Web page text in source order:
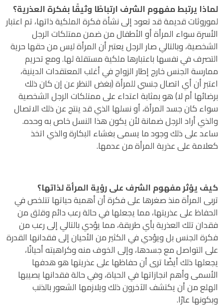
لماذا يرتبط مفهوم الشرف ارتباطًا وثيقًا بفكرة العذرية؟
لموروثات قديمة قد تعود إلى نشأة فكرة الملكية ذاتها، تم اعتبار
الأسرة سواء المرأة أو الأطفال من ضمن ممتلكات الرجل
الشخصية، وبالتالي صار الرجل يعتبر أن المرأة ليس من حقها حرية
التصرف في نفسها باعتبارها ملكية مستقلة لها. ومع تحريم
ممارسة الجنس خارج إطار الزواج في أغلب المعتقدات الدينية،
اعتبر أن أي اتصال جنسي للمرأة (بغض النظر عن إن كان ذلك
برضائها أم لا) هو بمثابة اعتداء على ممتلكات الرجل الشخصية
سواء كان جسد المرأة، أو نسلها الذي قد ينتج عن ذلك الاتصال
والذي أراد الرجل ضمانة لأن يكون هذا النسل خاص به وحده.
ساعد على ذلك وجود ما يسمى بغشاء البكارة والذي اتخذ
كعلامة على عذرية المرأة من عدمها.
كيف يؤثر مفهوم الشرف على رؤية المرأة لذاتها؟
تربى المرأة منذ صغرها على فكرة أن أهمية حياتها تتلخص في
الحفاظ على عذريتها، مما يجعلها في حالة رعب دائم وقلق من
فقدان تلك العذرية بأي طريقة، مما يؤدي بالتالي إلى رعب من
فكرة الجنس بل ويؤدي في الكثير من الأحيان إلى فقدانها القدرة
على التواصل مع جسدها، وإلى الخوف منه وكراهيته أحيانًا،
يجعلها ذلك أيضًا ترى أن حفاظها على عذريتها هو هدفها
الأسمى وأهم انجازاتها في الحياة، وفي حالة فقدانها يصيبها
الهلع من أن يكتشف الآخرون ذلك ويلازمها الشعور بالذنب
وبكونها عارًا.